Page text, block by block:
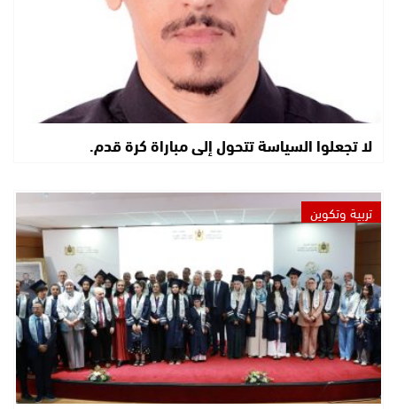
لا تجعلوا السياسة تتحول إلى مباراة كرة قدم.
تربية وتكوين